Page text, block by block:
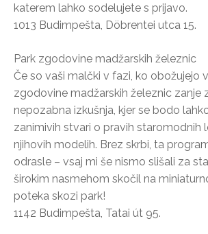
katerem lahko sodelujete s prijavo.
1013 Budimpešta, Döbrentei utca 15.
Park zgodovine madžarskih železnic
Če so vaši malčki v fazi, ko obožujejo
zgodovine madžarskih železnic zanje
nepozabna izkušnja, kjer se bodo
zanimivih stvari o pravih staromodnih
njihovih modelih. Brez skrbi, ta
odrasle – vsaj mi še nismo slišali za
širokim nasmehom skočil na
poteka skozi park!
1142 Budimpešta, Tatai út 95.